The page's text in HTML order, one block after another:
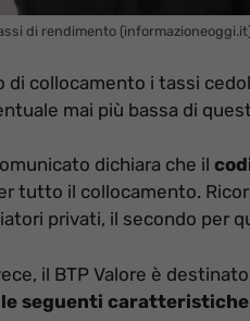
di rendimento
di collocamento i tassi
mai più bassa di
dichiara che il
tutto il collocamento.
privati, il secondo per
il BTP Valore è
seguenti caratteristiche